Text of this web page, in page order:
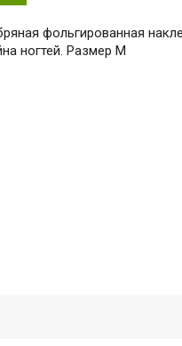
фольгированная
ногтей. Размер M